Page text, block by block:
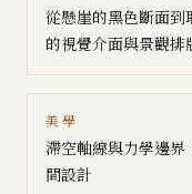
從懸崖的黑色斷面到
的視覺介面與景觀排
美學
滯空軸線與力學邊
間設計